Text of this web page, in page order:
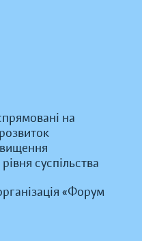
на
суспільства
«Форум